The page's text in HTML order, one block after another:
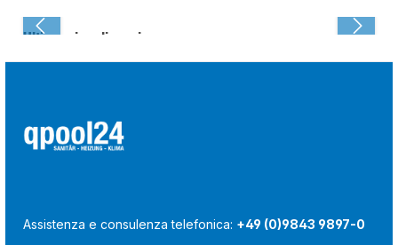
Ultima visualizzazione:
Assistenza e consulenza telefonica: +49 (0)9843 9897-0